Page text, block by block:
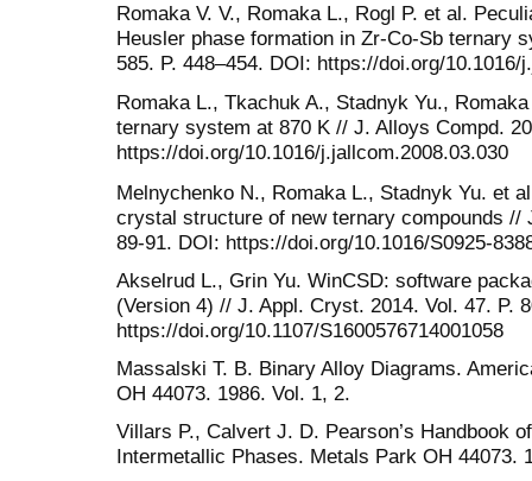
Romaka V. V., Romaka L., Rogl P. et al.
Heusler phase formation in Zr-Co-Sb ternary
585. P. 448–454. DOI: https://doi.org/10.1016/
Romaka L., Tkachuk A., Stadnyk Yu.,
ternary system at 870 K // J. Alloys Compd.
https://doi.org/10.1016/j.jallcom.2008.03.030
Melnychenko N., Romaka L., Stadnyk Yu. et
crystal structure of new ternary compounds //
89-91. DOI: https://doi.org/10.1016/S0925-
Akselrud L., Grin Yu. WinCSD: software
(Version 4) // J. Appl. Cryst. 2014. Vol. 47. P.
https://doi.org/10.1107/S1600576714001058
Massalski T. B. Binary Alloy Diagrams.
OH 44073. 1986. Vol. 1, 2.
Villars P., Calvert J. D. Pearson’s Handbook
Intermetallic Phases. Metals Park OH 44073.